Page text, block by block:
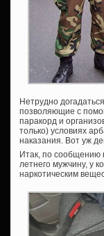
Нетрудно
позволяющие с
паракорд и
только) условиях
наказания. Вот уж
Итак, по сообщению
летнего мужчину, у
наркотическим